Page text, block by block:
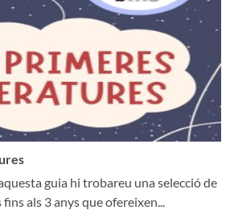
guia hi trobareu una selecció de
als 3 anys que ofereixen...